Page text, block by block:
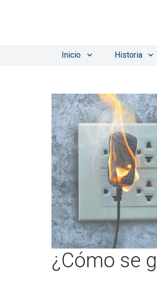
Inicio Historia
¿Cómo se